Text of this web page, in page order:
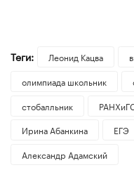
Теги: Леонид Кацва
олимпиада школьник
стобалльник
Ирина Абанкина
ЕГЭ
Александр Адамский